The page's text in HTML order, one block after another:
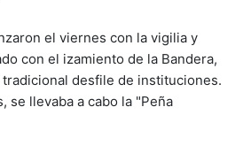
el viernes con la vigilia y
con el izamiento de la Bandera,
desfile de instituciones.
se llevaba a cabo la "Peña